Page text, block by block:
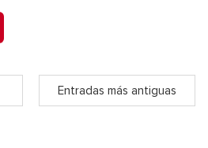
Entradas más antiguas